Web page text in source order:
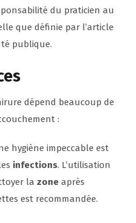
du praticien au
que définie par l’article
publique.
dépend beaucoup de
:
hygiène impeccable est
infections. L’utilisation
la zone après
est recommandée.